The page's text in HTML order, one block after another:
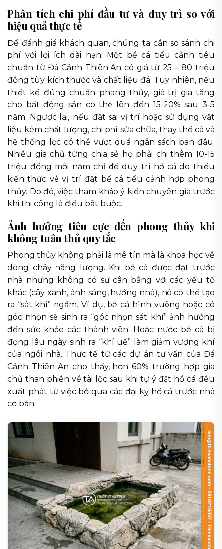
Phân tích chi phí đầu tư và duy trì so với
hiệu quả thực tế
Để đánh giá khách quan, chúng ta cần so sánh chi
phí với lợi ích dài hạn. Một bể cá tiểu cảnh tiêu
chuẩn từ Đá Cảnh Thiên An có giá từ 25 – 80 triệu
đồng tùy kích thước và chất liệu đá. Tuy nhiên, nếu
thiết kế đúng chuẩn phong thủy, giá trị gia tăng
cho bất động sản có thể lên đến 15-20% sau 3-5
năm. Ngược lại, nếu đặt sai vị trí hoặc sử dụng vật
liệu kém chất lượng, chi phí sửa chữa, thay thế cá và
hệ thống lọc có thể vượt quá ngân sách ban đầu.
Nhiều gia chủ từng chia sẻ họ phải chi thêm 10-15
triệu đồng mỗi năm chỉ để duy trì hồ cá do thiếu
kiến thức về vị trí đặt bể cá tiểu cảnh hợp phong
thủy. Do đó, việc tham khảo ý kiến chuyên gia trước
khi thi công là điều bắt buộc.
Ảnh hưởng tiêu cực đến phong thủy khi
không tuân thủ quy tắc
Phong thủy không phải là mê tín mà là khoa học về
dòng chảy năng lượng. Khi bể cá được đặt trước
nhà nhưng không có sự cân bằng với các yếu tố
khác (cây xanh, ánh sáng, hướng nhà), nó có thể tạo
ra “sát khí” ngầm. Ví dụ, bể cá hình vuông hoặc có
góc nhọn sẽ sinh ra “góc nhọn sát khí” ảnh hưởng
đến sức khỏe các thành viên. Hoặc nước bể cá bị
đọng lâu ngày sinh ra “khí uế” làm giảm vượng khí
của ngôi nhà. Thực tế từ các dự án tư vấn của Đá
Cảnh Thiên An cho thấy, hơn 60% trường hợp gia
chủ than phiền về tài lộc sau khi tự ý đặt hồ cá đều
xuất phát từ việc bỏ qua các đại kỵ hồ cá trước nhà
cơ bản.